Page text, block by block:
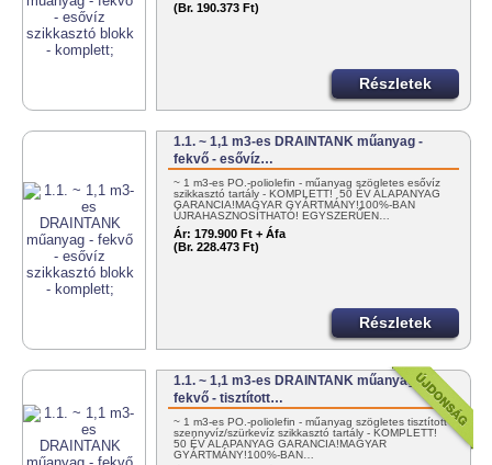
(Br. 190.373 Ft)
Részletek
1.1. ~ 1,1 m3-es DRAINTANK műanyag -
fekvő - esővíz…
~ 1 m3-es PO.-poliolefin - műanyag szögletes esővíz
szikkasztó tartály - KOMPLETT! 50 ÉV ALAPANYAG
GARANCIA!MAGYAR GYÁRTMÁNY!100%-BAN
ÚJRAHASZNOSÍTHATÓ! EGYSZERŰEN…
Ár: 179.900 Ft + Áfa
(Br. 228.473 Ft)
Részletek
1.1. ~ 1,1 m3-es DRAINTANK műanyag -
fekvő - tisztított…
~ 1 m3-es PO.-poliolefin - műanyag szögletes tisztított
szennyvíz/szürkevíz szikkasztó tartály - KOMPLETT!
50 ÉV ALAPANYAG GARANCIA!MAGYAR
GYÁRTMÁNY!100%-BAN…